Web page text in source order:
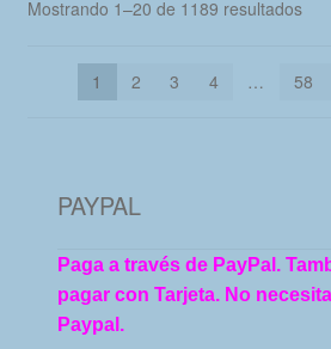
Mostrando 1–20 de 1189 resultados
1 2 3 4 … 58
PAYPAL
Paga a través de PayPal.
pagar con Tarjeta. No
Paypal.